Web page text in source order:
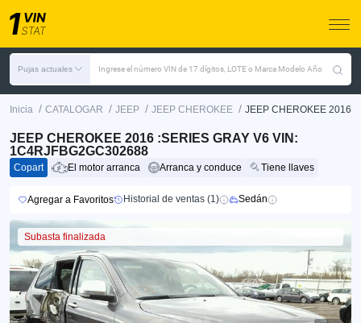
Pujas actuales Ingrese el número VIN de 17 dígitos, LOTE o Marca Modelo Año
Inicia / CATALOGAR / JEEP / JEEP CHEROKEE / JEEP CHEROKEE 2016
JEEP CHEROKEE 2016 :SERIES GRAY V6 VIN:
1C4RJFBG2GC302688
Copart El motor arranca Arranca y conduce Tiene llaves
Agregar a Favoritos Historial de ventas (1) Sedán
Subasta finalizada